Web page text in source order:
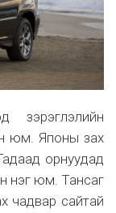
зэрэглэлийн
юм. Японы зах
орнуудад
нэг юм. Тансаг
чадвар сайтай